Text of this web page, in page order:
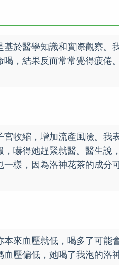
於醫學知識和實際觀察。
，結果反而常常覺得疲倦。
收縮，增加流產風險。我
嚇得她趕緊就醫。醫生說，
樣，因為洛神花茶的成分
來血壓就低，喝多了可能
壓偏低，她喝了我泡的洛